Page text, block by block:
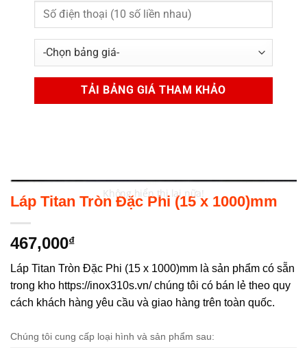
Láp Titan Tròn Đặc Phi (15 x 1000)mm
467,000₫
Láp Titan Tròn Đặc Phi (15 x 1000)mm là sản phẩm có sẵn
trong kho https://inox310s.vn/ chúng tôi có bán lẻ theo quy
cách khách hàng yêu cầu và giao hàng trên toàn quốc.
Chúng tôi cung cấp loại hình và sản phẩm sau:
Không hiển thị lại nữa!